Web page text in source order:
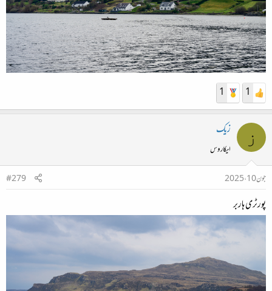
1
1
ز زیک
ایکاروس
جون 10، 2025
#279
پورٹری ہاربر